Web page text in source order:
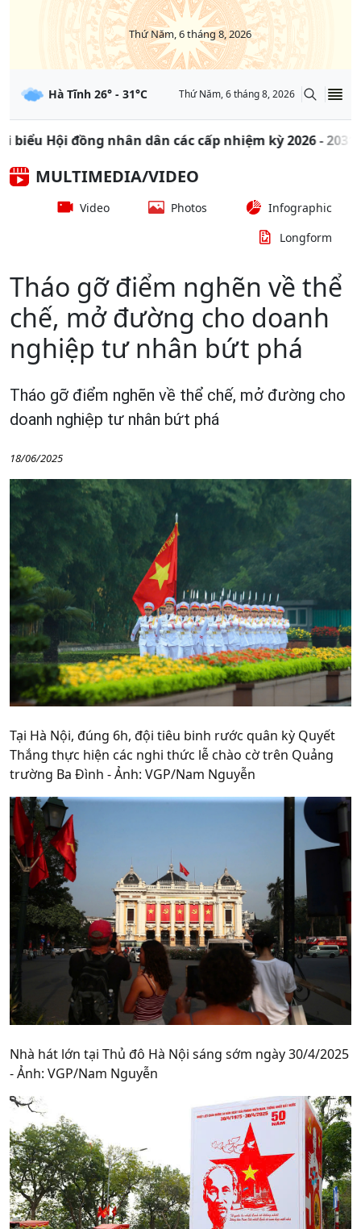
Thứ Năm, 6 tháng 8, 2026
Hà Tĩnh 26° - 31°C Thứ Năm, 6 tháng 8, 2026
nhân dân các cấp nhiệm kỳ 2026 - 2031
MULTIMEDIA/VIDEO
Video Photos
Infographic
Longform
Tháo gỡ điểm nghẽn về thể
chế, mở đường cho doanh
nghiệp tư nhân bứt phá
Tháo gỡ điểm nghẽn về thể chế, mở đường cho
doanh nghiệp tư nhân bứt phá
18/06/2025
Tại Hà Nội, đúng 6h, đội tiêu binh rước quân kỳ Quyết
Thắng thực hiện các nghi thức lễ chào cờ trên Quảng
trường Ba Đình - Ảnh: VGP/Nam Nguyễn
Nhà hát lớn tại Thủ đô Hà Nội sáng sớm ngày 30/4/2025
- Ảnh: VGP/Nam Nguyễn